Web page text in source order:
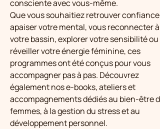
consciente avec vous-même.
Que vous souhaitiez retrouver confiance,
apaiser votre mental, vous reconnecter à
votre bassin, explorer votre sensibilité ou
réveiller votre énergie féminine, ces
programmes ont été conçus pour vous
accompagner pas à pas. Découvrez
également nos e-books, ateliers et
accompagnements dédiés au bien-être
femmes, à la gestion du stress et au
développement personnel.